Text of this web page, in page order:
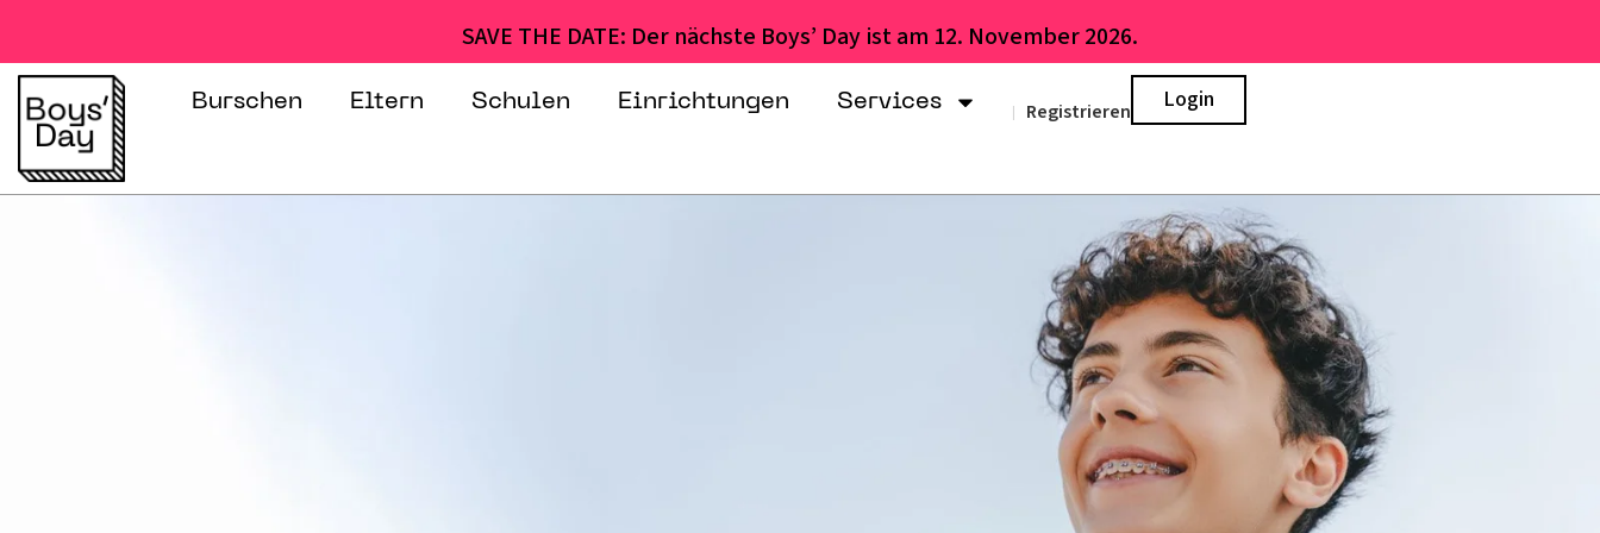
SAVE THE DATE: Der nächste Boys’ Day ist am 12. November 2026.
Burschen Eltern Schulen Einrichtungen Services | Registrieren Login